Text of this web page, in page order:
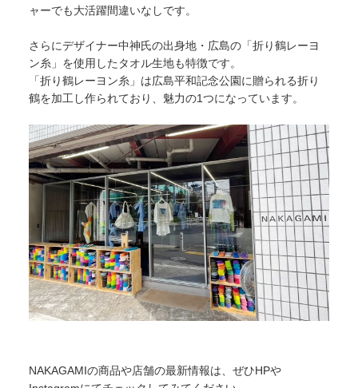
ャーでも大活躍間違いなしです。
さらにデザイナー中神氏の出身地・広島の「折り鶴レーヨ
ン糸」を使用したタオル生地も特徴です。
「折り鶴レーヨン糸」は広島平和記念公園に贈られる折り
鶴を加工し作られており、魅力の1つになっています。
NAKAGAMIの商品や店舗の最新情報は、ぜひHPや